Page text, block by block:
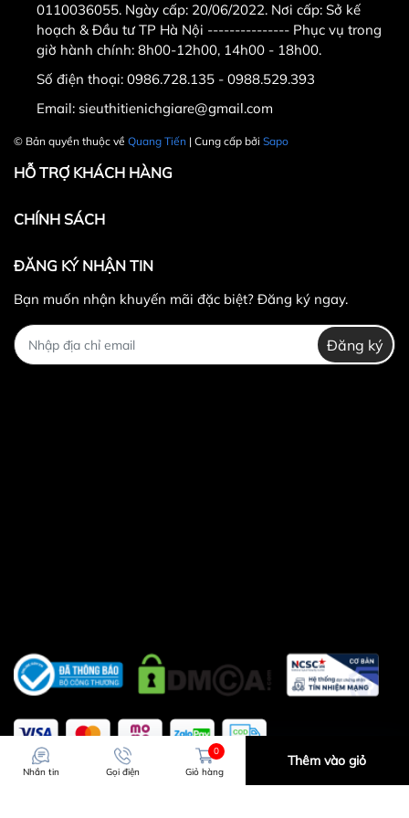
#ta_tay #tap_ta #tap_gym #gym #ta_đúc
#tạ_gang
0110036055. Ngày cấp: 20/06/2022. Nơi cấp: Sở kế
hoạch & Đầu tư TP Hà Nội --------------- Phục vụ trong
giờ hành chính: 8h00-12h00, 14h00 - 18h00.
Số điện thoại: 0986.728.135 - 0988.529.393
Email: sieuthitienichgiare@gmail.com
© Bản quyền thuộc về Quang Tiến | Cung cấp bởi Sapo
HỖ TRỢ KHÁCH HÀNG
CHÍNH SÁCH
ĐĂNG KÝ NHẬN TIN
Bạn muốn nhận khuyến mãi đặc biệt? Đăng ký ngay.
Đăng ký
Nhắn tin Gọi điện
0
Giỏ hàng
Thêm vào giỏ